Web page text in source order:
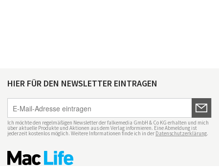
HIER FÜR DEN NEWSLETTER EINTRAGEN
Ich möchte den regelmäßigen Newsletter der falkemedia GmbH & Co KG erhalten und mich
über aktuelle Produkte und Aktionen aus dem Verlag informieren. Eine Abmeldung ist
jederzeit kostenlos möglich. Weitere Informationen finde ich in der Datenschutzerklärung.